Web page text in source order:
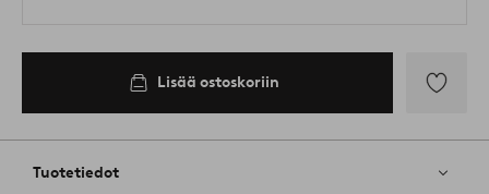
Lisää ostoskoriin
Tuotetiedot